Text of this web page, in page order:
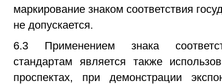
маркирование знаком соответствия
не допускается.
6.3 Применением знака
стандартам является также
проспектах, при демонстрации